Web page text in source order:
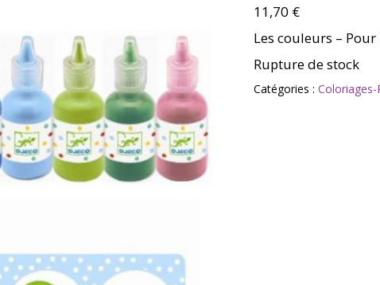
11,70 €
Les couleurs –
Rupture de stock
Catégories :